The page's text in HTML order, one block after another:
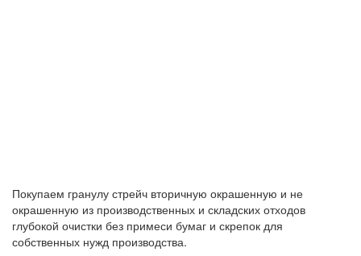
Покупаем гранулу стрейч вторичную окрашенную и не
окрашенную из производственных и складских отходов
глубокой очистки без примеси бумаг и скрепок для
собственных нужд производства.